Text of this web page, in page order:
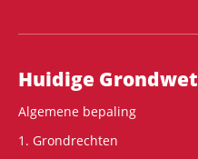
Hoofdnavigatie
Huidige Grondwet
Algemene bepaling
1. Grondrechten